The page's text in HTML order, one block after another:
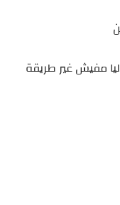
مفيش غير طريقة